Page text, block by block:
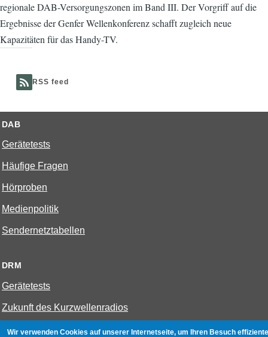
regionale DAB-Versorgungszonen im Band III. Der Vorgriff auf die
Ergebnisse der Genfer Wellenkonferenz schafft zugleich neue
Kapazitäten für das Handy-TV.
RSS feed
DAB
Gerätetests
Häufige Fragen
Hörproben
Medienpolitik
Sendernetztabellen
DRM
Gerätetests
Zukunft des Kurzwellenradios
Wir verwenden Cookies auf unserer Internetseite, um Ihren Besuch